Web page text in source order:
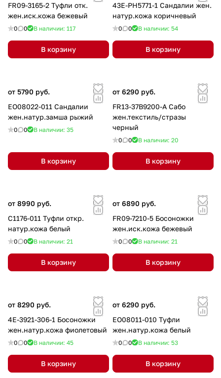
FR09-3165-2 Туфли отк.
жен.иск.кожа бежевый
0 0 В наличии: 117
В корзину
43E-PH5771-1 Сандалии жен.
натур.кожа коричневый
0 0 В наличии: 54
В корзину
от 5790 руб.
EO08022-011 Сандалии
жен.натур.замша рыжий
0 0 В наличии: 35
В корзину
от 6290 руб.
FR13-37B9200-A Сабо
жен.текстиль/стразы
черный
0 0 В наличии: 20
В корзину
от 8990 руб.
C1176-011 Туфли откр.
натур.кожа белый
0 0 В наличии: 21
В корзину
от 6890 руб.
FR09-7210-5 Босоножки
жен.иск.кожа бежевый
0 0 В наличии: 21
В корзину
от 8290 руб.
4E-3921-306-1 Босоножки
жен.натур.кожа фиолетовый
0 0 В наличии: 45
В корзину
от 6290 руб.
EO08011-010 Туфли
жен.натур.кожа белый
0 0 В наличии: 53
В корзину